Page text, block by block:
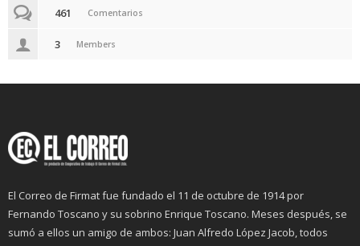
461 Comentarios
3 Members
El Correo de Firmat fue fundado el 11 de octubre de 1914 por
Fernando Toscano y su sobrino Enrique Toscano. Meses después, se
sumó a ellos un amigo de ambos: Juan Alfredo López Jacob, todos